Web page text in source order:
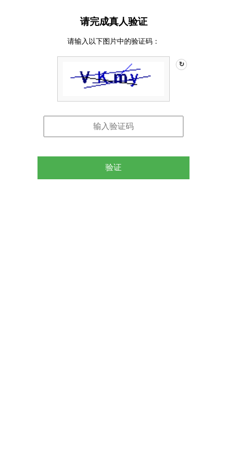
请完成真人验证
请输入以下图片中的验证码：
↻
验证